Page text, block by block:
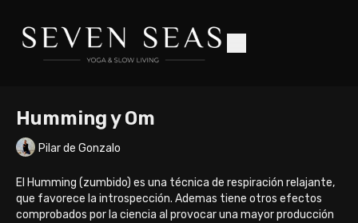
Humming y Om
Pilar de Gonzalo
El Humming (zumbido) es una técnica de respiración relajante,
que favorece la introspección. Ademas tiene otros efectos
comprobados por la ciencia al provocar una mayor producción